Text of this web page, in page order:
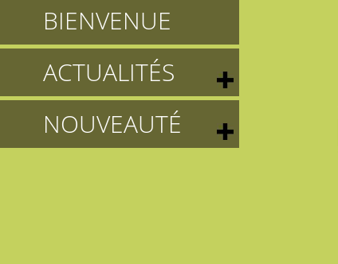
BIENVENUE
ACTUALITÉS
NOUVEAUTÉ